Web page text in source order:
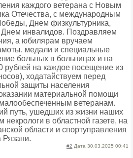
каждого ветерана с Новым
Отечества, с международным
Днем физкультурника,
инвалидов. Поздравляем
а юбилярам вручаем
медали и специальные
больных в больницах и на
рублей на каждое посещение из
ходатайствуем перед
защиты населения
материальной помощи
ветеранам.
путь, ушедших из жизни наших
в областной газете, на
области и спортуправления
Рязани.
#2 Дата 30.03.2025 00:41